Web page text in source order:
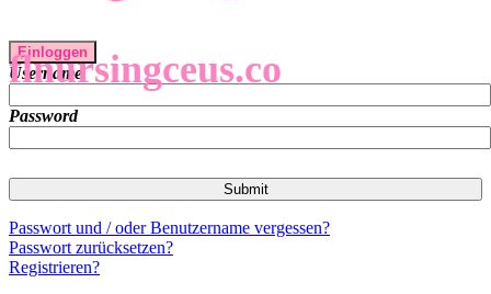
flnursingceus.co
Einloggen
Username
Password
Passwort und / oder Benutzername vergessen?
Passwort zurücksetzen?
Registrieren?